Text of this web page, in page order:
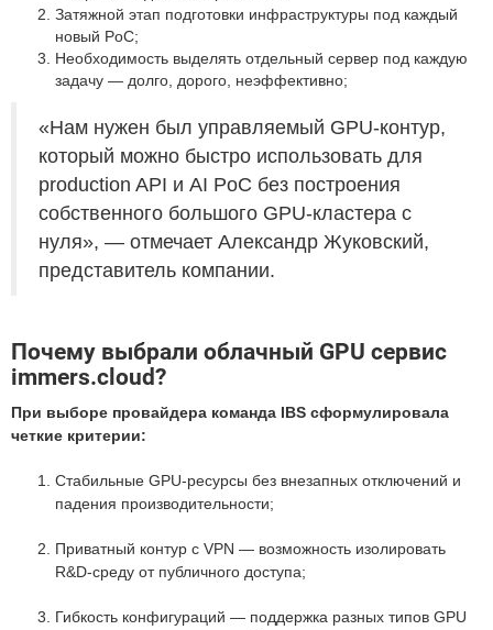
Затяжной этап подготовки инфраструктуры под каждый
новый PoC;
Необходимость выделять отдельный сервер под каждую
задачу — долго, дорого, неэффективно;
«Нам нужен был управляемый GPU-контур,
который можно быстро использовать для
production API и AI PoC без построения
собственного большого GPU-кластера с
нуля», — отмечает Александр Жуковский,
представитель компании.
Почему выбрали облачный GPU сервис
immers.cloud?
При выборе провайдера команда IBS сформулировала
четкие критерии:
Стабильные GPU-ресурсы без внезапных отключений и
падения производительности;
Приватный контур с VPN — возможность изолировать
R&D-среду от публичного доступа;
Гибкость конфигураций — поддержка разных типов GPU